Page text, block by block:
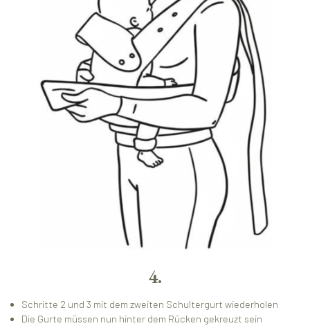
4.
Schritte 2 und 3 mit dem zweiten Schultergurt wiederholen
Die Gurte müssen nun hinter dem Rücken gekreuzt sein